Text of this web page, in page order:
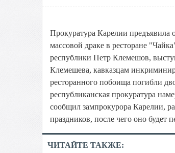
Прокуратура Карелии предъявила
массовой драке в ресторане
республики Петр Клемешов,
Клемешева, кавказцам
ресторанного побоища погибли
республиканская прокуратура
сообщил зампрокурора Карелии,
праздников, после чего оно будет
ЧИТАЙТЕ ТАКЖЕ: